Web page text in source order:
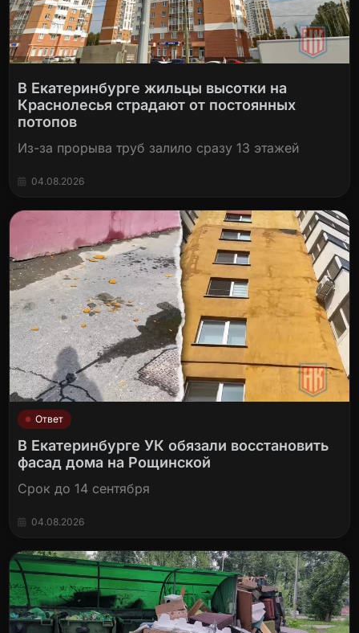
В Екатеринбурге жильцы высотки на
Краснолесья страдают от постоянных
потопов
Из-за прорыва труб залило сразу 13 этажей
04.08.2026
Ответ
В Екатеринбурге УК обязали восстановить
фасад дома на Рощинской
Срок до 14 сентября
04.08.2026